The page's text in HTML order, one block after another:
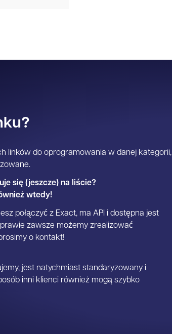
linków do oprogramowania w danej kategorii,
się (jeszcze) na liście?
wtedy!
połączyć z Exact, ma API i dostępna jest
zawsze możemy zrealizować
o kontakt!
jest natychmiast standaryzowany i
inni klienci również mogą szybko